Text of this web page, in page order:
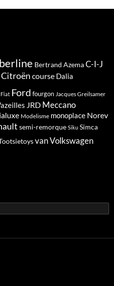
berline Bertrand AzemaC-I-J
Citroën course Dalia
Fiat Ford fourgon Jacques Greilsamer
JRD Meccano
Modelisme monoplace Norev
semi-remorque Siku Simca
vanVolkswagen